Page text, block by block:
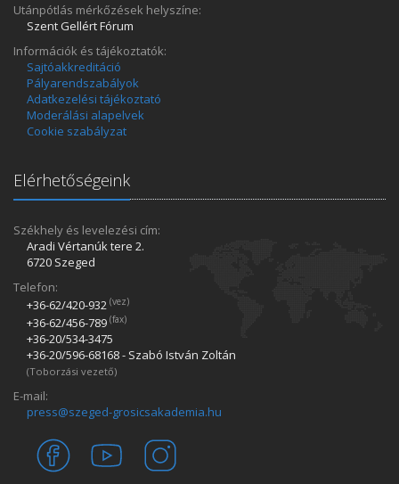
Utánpótlás mérkőzések helyszíne:
Szent Gellért Fórum
Információk és tájékoztatók:
Sajtóakkreditáció
Pályarendszabályok
Adatkezelési tájékoztató
Moderálási alapelvek
Cookie szabályzat
Elérhetőségeink
Székhely és levelezési cím:
Aradi Vértanúk tere 2.
6720 Szeged
Telefon:
+36-62/420­-932 (vez)
+36-62/456­-789 (fax)
+36-20/534­-3475
+36-20/596­-68168 - Szabó István Zoltán
(Toborzási vezető)
E-mail:
press@szeged-grosicsakademia.hu